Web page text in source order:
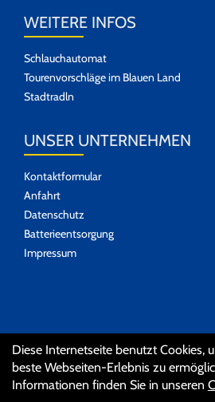
WEITERE INFOS
Schlauchautomat
Tourenvorschläge im Blauen Land
Stadtradln
UNSER UNTERNEHMEN
Kontaktformular
Anfahrt
Datenschutz
Batterieentsorgung
Impressum
SOZIALE MEDIEN
Diese Internetseite benutzt Cookies,
beste Webseiten-Erlebnis zu
Informationen finden Sie in unseren